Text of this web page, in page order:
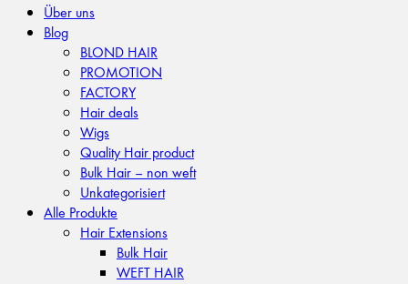
Über uns
Blog
BLOND HAIR
PROMOTION
FACTORY
Hair deals
Wigs
Quality Hair product
Bulk Hair – non weft
Unkategorisiert
Alle Produkte
Hair Extensions
Bulk Hair
WEFT HAIR